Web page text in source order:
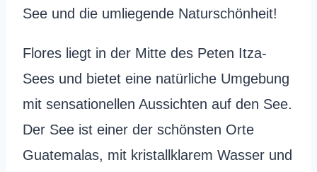
See und die umliegende Naturschönheit!
Flores liegt in der Mitte des Peten Itza-
Sees und bietet eine natürliche Umgebung
mit sensationellen Aussichten auf den See.
Der See ist einer der schönsten Orte
Guatemalas, mit kristallklarem Wasser und